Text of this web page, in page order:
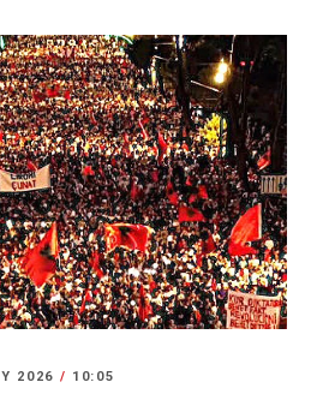
2026 / 10:05